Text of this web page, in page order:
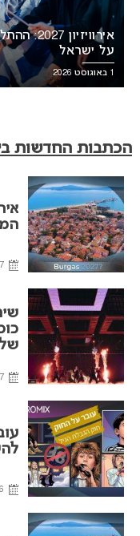
על ישראל
1 באוגוסט 2026
הכתבות החדשות
7 באוגוסט 2026
7 באוגוסט 2026
6 באוגוסט 2026